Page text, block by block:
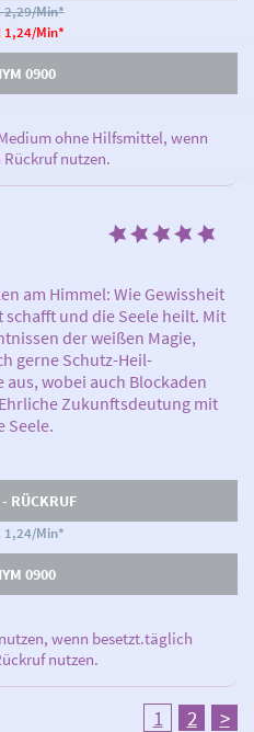
2,29/Min*
1,24/Min*
0900
ohne Hilfsmittel, wenn
nutzen.
am Himmel: Wie Gewissheit
schafft und die Seele heilt. Mit
der weißen Magie,
gerne Schutz-Heil-
aus, wobei auch Blockaden
Zukunftsdeutung mit
Seele.
RÜCKRUF
1,24/Min*
0900
wenn besetzt.täglich
nutzen.
1 2 >